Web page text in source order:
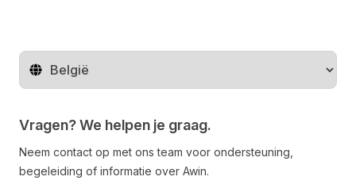
Regio wijzigen
Vragen? We helpen je graag.
Neem contact op met ons team voor ondersteuning,
begeleiding of informatie over Awin.